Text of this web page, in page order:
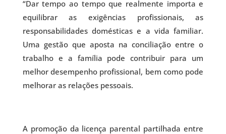
“Dar tempo ao tempo que realmente importa e
equilibrar as exigências profissionais, as
responsabilidades domésticas e a vida familiar.
Uma gestão que aposta na conciliação entre o
trabalho e a família pode contribuir para um
melhor desempenho profissional, bem como pode
melhorar as relações pessoais.
A promoção da licença parental partilhada entre